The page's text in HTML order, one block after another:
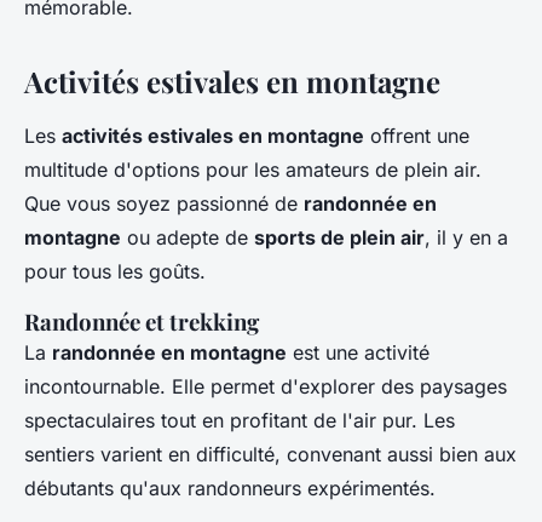
mémorable.
Activités estivales en montagne
Les activités estivales en montagne offrent une
multitude d'options pour les amateurs de plein air.
Que vous soyez passionné de randonnée en
montagne ou adepte de sports de plein air, il y en a
pour tous les goûts.
Randonnée et trekking
La randonnée en montagne est une activité
incontournable. Elle permet d'explorer des paysages
spectaculaires tout en profitant de l'air pur. Les
sentiers varient en difficulté, convenant aussi bien aux
débutants qu'aux randonneurs expérimentés.